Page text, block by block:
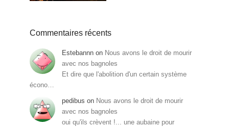
Commentaires récents
Estebannn on Nous avons le droit de mourir
avec nos bagnoles
Et dire que l'abolition d'un certain système
écono…
pedibus on Nous avons le droit de mourir
avec nos bagnoles
oui qu'ils crèvent !... une aubaine pour